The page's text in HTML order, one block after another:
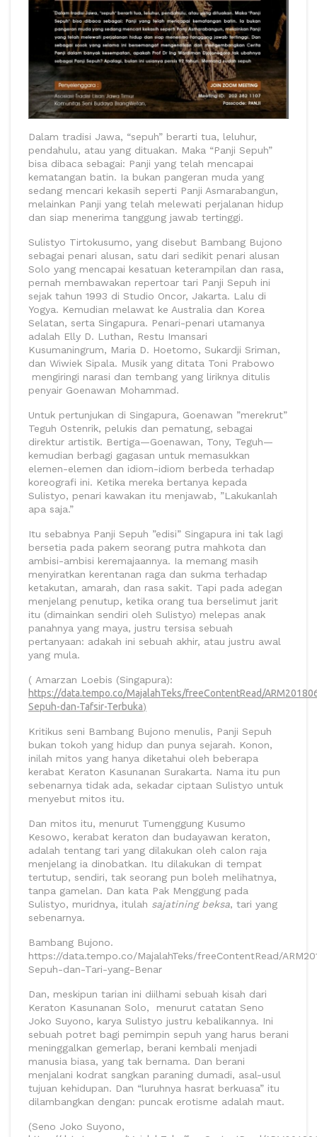
Dalam tradisi Jawa, “sepuh” berarti tua, leluhur,
pendahulu, atau yang dituakan. Maka “Panji Sepuh”
bisa dibaca sebagai: Panji yang telah mencapai
kematangan batin. Ia bukan pangeran muda yang
sedang mencari kekasih seperti Panji Asmarabangun,
melainkan Panji yang telah melewati perjalanan hidup
dan siap menerima tanggung jawab tertinggi.
Sulistyo Tirtokusumo, yang disebut Bambang Bujono
sebagai penari alusan, satu dari sedikit penari alusan
Solo yang mencapai kesatuan keterampilan dan rasa,
pernah membawakan repertoar tari Panji Sepuh ini
sejak tahun 1993 di Studio Oncor, Jakarta. Lalu di
Yogya. Kemudian melawat ke Australia dan Korea
Selatan, serta Singapura. Penari-penari utamanya
adalah Elly D. Luthan, Restu Imansari
Kusumaningrum, Maria D. Hoetomo, Sukardji Sriman,
dan Wiwiek Sipala. Musik yang ditata Toni Prabowo
mengiringi narasi dan tembang yang liriknya ditulis
penyair Goenawan Mohammad.
Untuk pertunjukan di Singapura, Goenawan ”merekrut”
Teguh Ostenrik, pelukis dan pematung, sebagai
direktur artistik. Bertiga—Goenawan, Tony, Teguh—
kemudian berbagi gagasan untuk memasukkan
elemen-elemen dan idiom-idiom berbeda terhadap
koreografi ini. Ketika mereka bertanya kepada
Sulistyo, penari kawakan itu menjawab, ”Lakukanlah
apa saja.”
Itu sebabnya Panji Sepuh ”edisi” Singapura ini tak lagi
bersetia pada pakem seorang putra mahkota dan
ambisi-ambisi keremajaannya. Ia memang masih
menyiratkan kerentanan raga dan sukma terhadap
ketakutan, amarah, dan rasa sakit. Tapi pada adegan
menjelang penutup, ketika orang tua berselimut jarit
itu (dimainkan sendiri oleh Sulistyo) melepas anak
panahnya yang maya, justru tersisa sebuah
pertanyaan: adakah ini sebuah akhir, atau justru awal
yang mula.
( Amarzan Loebis (Singapura):
https://data.tempo.co/MajalahTeks/freeContentRead/
Sepuh-dan-Tafsir-Terbuka)
Kritikus seni Bambang Bujono menulis, Panji Sepuh
bukan tokoh yang hidup dan punya sejarah. Konon,
inilah mitos yang hanya diketahui oleh beberapa
kerabat Keraton Kasunanan Surakarta. Nama itu pun
sebenarnya tidak ada, sekadar ciptaan Sulistyo untuk
menyebut mitos itu.
Dan mitos itu, menurut Tumenggung Kusumo
Kesowo, kerabat keraton dan budayawan keraton,
adalah tentang tari yang dilakukan oleh calon raja
menjelang ia dinobatkan. Itu dilakukan di tempat
tertutup, sendiri, tak seorang pun boleh melihatnya,
tanpa gamelan. Dan kata Pak Menggung pada
Sulistyo, muridnya, itulah sajatining beksa, tari yang
sebenarnya.
Bambang Bujono.
https://data.tempo.co/MajalahTeks/freeContentRead/
Sepuh-dan-Tari-yang-Benar
Dan, meskipun tarian ini diilhami sebuah kisah dari
Keraton Kasunanan Solo, menurut catatan Seno
Joko Suyono, karya Sulistyo justru kebalikannya. Ini
sebuah potret bagi pemimpin sepuh yang harus berani
meninggalkan gemerlap, berani kembali menjadi
manusia biasa, yang tak bernama. Dan berani
menjalani kodrat sangkan paraning dumadi, asal-usul
tujuan kehidupan. Dan “luruhnya hasrat berkuasa” itu
dilambangkan dengan: puncak erotisme adalah maut.
(Seno Joko Suyono,